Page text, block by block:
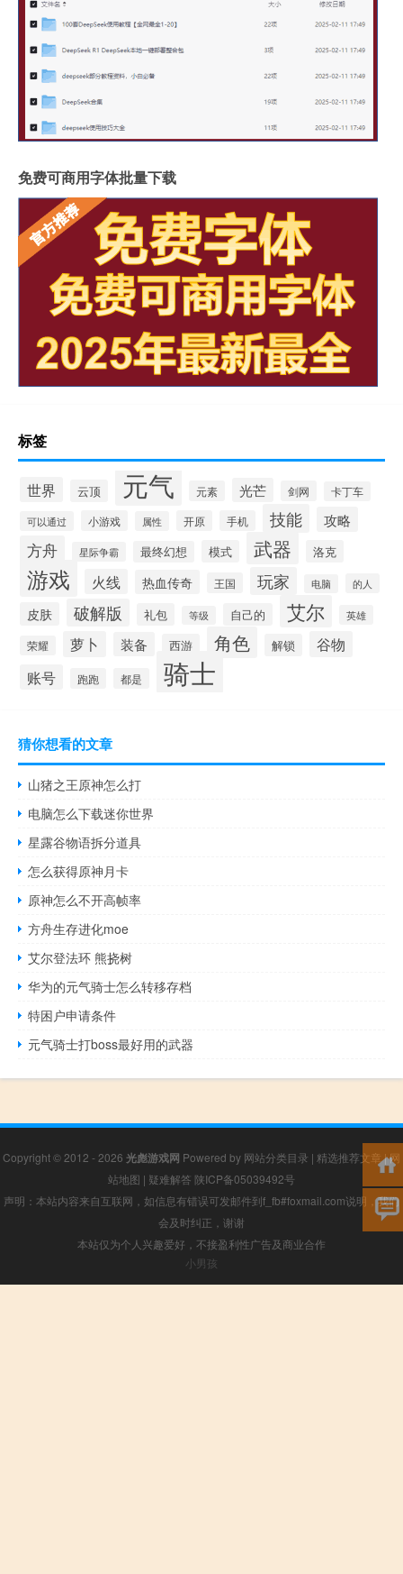
免费可商用字体批量下载
标签
世界 云顶 元气 元素 光芒 剑网 卡丁车
可以通过 小游戏 属性 开原 手机 技能 攻略
方舟 星际争霸 最终幻想 模式 武器 洛克
游戏 火线 热血传奇 王国 玩家 电脑 的人
皮肤 破解版 礼包 等级 自己的 艾尔 英雄
荣耀 萝卜 装备 西游 角色 解锁 谷物
账号 跑跑 都是 骑士
猜你想看的文章
山猪之王原神怎么打
电脑怎么下载迷你世界
星露谷物语拆分道具
怎么获得原神月卡
原神怎么不开高帧率
方舟生存进化moe
艾尔登法环 熊挠树
华为的元气骑士怎么转移存档
特困户申请条件
元气骑士打boss最好用的武器
Copyright © 2012 - 2026 光彪游戏网 Powered by 网站分类目录 | 精选推荐文章 |网
站地图 | 疑难解答 陕ICP备05039492号
声明：本站内容来自互联网，如信息有错误可发邮件到f_fb#foxmail.com说明，我们
会及时纠正，谢谢
本站仅为个人兴趣爱好，不接盈利性广告及商业合作
小男孩